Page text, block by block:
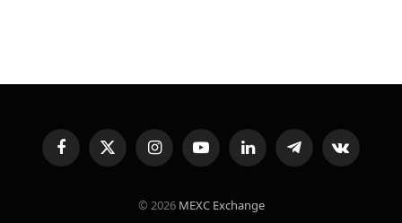
FacebookX
(Twitter)
InstagramYouTubeLinkedInTelegramVKontakte
© 2026 MEXC Exchange